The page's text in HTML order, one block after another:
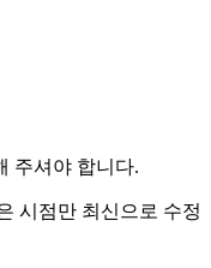
주셔야 합니다.
시점만 최신으로 수정